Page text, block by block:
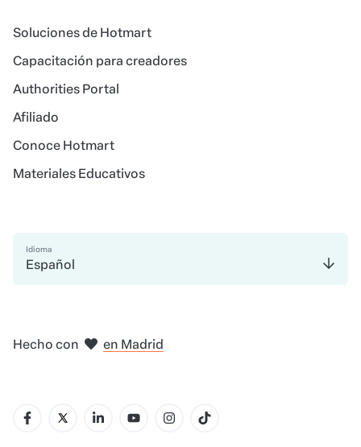
Soluciones de Hotmart
Capacitación para creadores
Authorities Portal
Afiliado
Conoce Hotmart
Materiales Educativos
Idioma
Español
Hecho con
en Amsterdam